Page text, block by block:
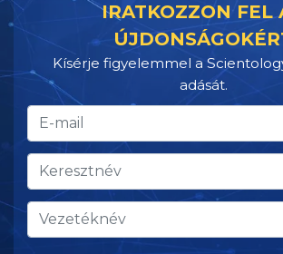
IRATKOZZON FEL
Kísérje figyelemmel a
adását.